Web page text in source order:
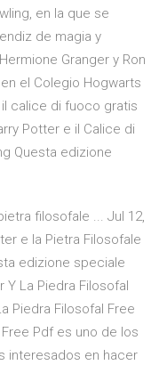
en la que se
de magia y
Granger y Ron
el Colegio Hogwarts
calice di fuoco gratis
Potter e il Calice di
Questa edizione
filosofale ... Jul 12,
e la Pietra Filosofale
edizione speciale
La Piedra Filosofal
Piedra Filosofal Free
Pdf es uno de los
interesados en hacer